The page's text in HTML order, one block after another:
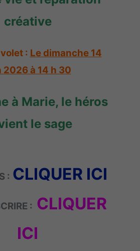
créative
: Le dimanche 14
2026 à 14 h 30
à Marie, le héros
le sage
: CLIQUER ICI
: CLIQUER
ICI